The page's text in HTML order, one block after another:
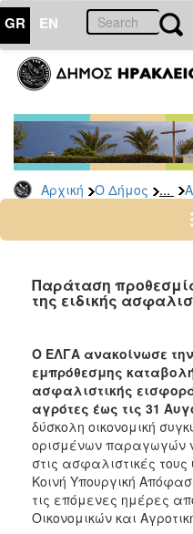
GR EN
Αρχική Ο Δήμος ...
ΔΗΜΟΣ
Υπηρεσίες
Φορείς
Δημοτικές
Υπηρεσίες
Ηλεκτρονική
Διακυβέρνηση
Επιτροπές
Αγροτική
Ανάπτυξη
Ανακοινώσεις
Προγράμματα
Προσχολική
Αγωγή
Κοιμητήρια
Παράταση
της ειδικής
Ο ΕΛΓΑ ανακοίνωσε
εμπρόθεσμης
ασφαλιστικής
αγρότες έως τις 31
δύσκολη οικονομική
ορισμένων παραγωγών
στις ασφαλιστικές
Κοινή Υπουργική
τις επόμενες ημέρες
Οικονομικών και